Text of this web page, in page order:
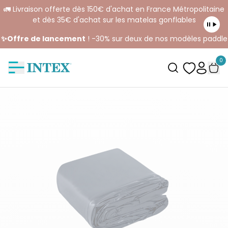
🚛 Livraison offerte dès 150€ d'achat en France Métropolitaine
et dès 35€ d'achat sur les matelas gonflables
✨Offre de lancement ! -30% sur deux de nos modèles paddle
0